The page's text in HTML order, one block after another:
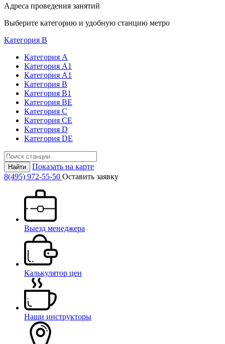
Адреса проведения занятий
Выберите категорию и удобную станцию метро
Категория B
Категория А
Категория А1
Категория А1
Категория В
Категория В1
Категория BE
Категория С
Категория СЕ
Категория D
Категория DE
Найти
Показать на карте
8(495) 972-55-50 Оставить заявку
Выезд менеджера
Калькулятор цен
Наши инструкторы